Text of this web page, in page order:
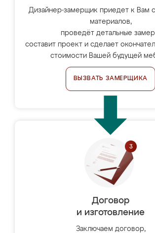
Дизайнер-замерщик приедет к Вам
материалов,
проведёт детальные
составит проект и сделает
стоимости Вашей будущей
ВЫЗВАТЬ ЗАМЕРЩИКА
Договор
и изготовление
Заключаем договор,